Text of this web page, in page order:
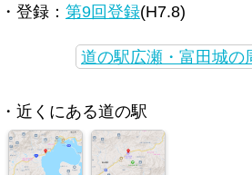
・登録： 第9回登録(H7.8)
道の駅広瀬・富田城の
・近くにある道の駅